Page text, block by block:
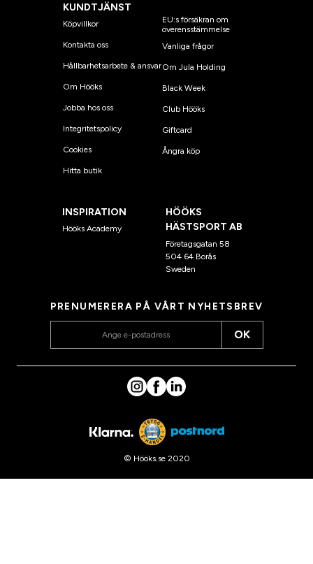
KUNDTJÄNST
Köpvillkor
Kontakta oss
Hållbarhetsarbete & ansvar
Om Hööks
Jobba hos oss
Integritetspolicy
Cookies
Hitta butik
EU:s försäkran om
överensstämmelse
Vanliga frågor
Om Jula Holding
Black Week
Club Hööks
Giftcard
Ångra köp
INSPIRATION
Hööks Academy
HÖÖKS
HÄSTSPORT AB
Företagsgatan 58
504 64 Borås
Sweden
PRENUMERERA PÅ VÅRT NYHETSBREV
OK
© Hööks.se 2020